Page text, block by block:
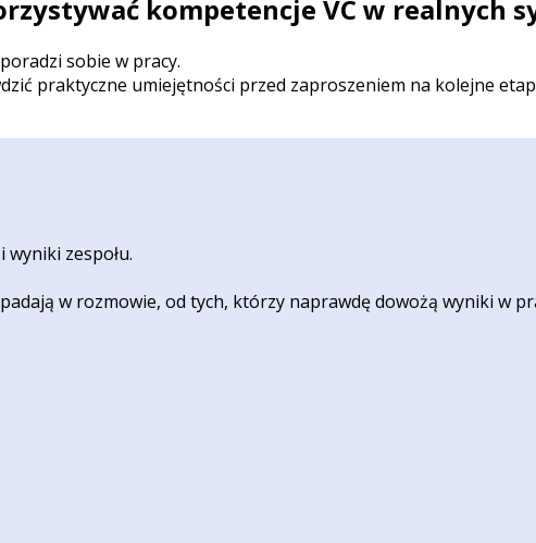
kompetencje VC w realnych
sobie w pracy.
praktyczne umiejętności przed zaproszeniem na kolejne
zespołu.
w rozmowie, od tych, którzy naprawdę dowożą wyniki w